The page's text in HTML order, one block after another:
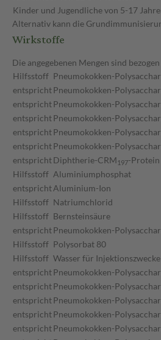
Kinder und Jugendliche von 5-17
Alternativ kann die
Wirkstoffe
Die angegebenen Mengen sind
Hilfsstoff Pneumokokken-
entsprichtPneumokokken-
entsprichtPneumokokken-
entsprichtPneumokokken-
entsprichtPneumokokken-
entsprichtPneumokokken-
entsprichtDiphtherie-CRM 1 97-Protein
Hilfsstoff Aluminiumphosphat
entsprichtAluminium-Ion
Hilfsstoff Natriumchlorid
Hilfsstoff Bernsteinsäure
entsprichtPneumokokken-
Hilfsstoff Polysorbat 80
Hilfsstoff Wasser für Injektionszwecke
entsprichtPneumokokken-
entsprichtPneumokokken-
entsprichtPneumokokken-
entsprichtPneumokokken-
entsprichtPneumokokken-